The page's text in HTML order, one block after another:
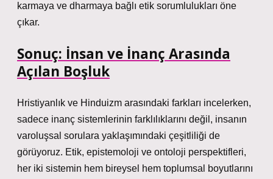
karmaya ve dharmaya bağlı etik sorumlulukları öne
çıkar.
Sonuç: İnsan ve İnanç Arasında
Açılan Boşluk
Hristiyanlık ve Hinduizm arasındaki farkları incelerken,
sadece inanç sistemlerinin farklılıklarını değil, insanın
varoluşsal sorulara yaklaşımındaki çeşitliliği de
görüyoruz. Etik, epistemoloji ve ontoloji perspektifleri,
her iki sistemin hem bireysel hem toplumsal boyutlarını